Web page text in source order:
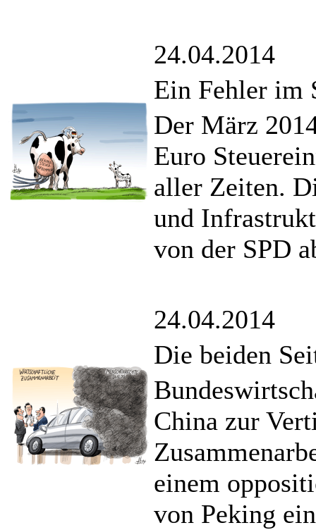
24.04.2014
Ein Fehler im
Der März
Euro
aller Zeiten.
und
von der SPD
24.04.2014
Die beiden
China zur
einem
von Peking